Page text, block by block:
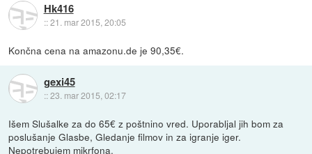
Hk416
::21. mar 2015, 20:05
Končna cena na amazonu.de je 90,35€.
gexi45
::23. mar 2015, 02:17
Išem Slušalke za do 65€ z poštnino vred. Uporabljal jih bom za
poslušanje Glasbe, Gledanje filmov in za igranje iger.
Nepotrebujem mikrfona.